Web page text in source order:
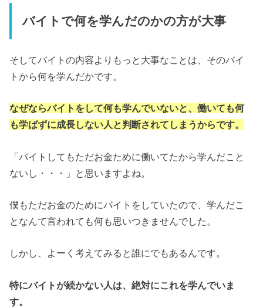
バイトで何を学んだのかの方が大事
そしてバイトの内容よりもっと大事なことは、そのバイ
トから何を学んだかです。
なぜならバイトをして何も学んでいないと、働いても何
も学ばずに成長しない人と判断されてしまうからです。
「バイトしてもただお金ために働いてたから学んだこと
ないし・・・」と思いますよね。
僕もただお金のためにバイトをしていたので、学んだこ
となんて言われても何も思いつきませんでした。
しかし、よーく考えてみると誰にでもあるんです。
特にバイトが続かない人は、絶対にこれを学んでいま
す。